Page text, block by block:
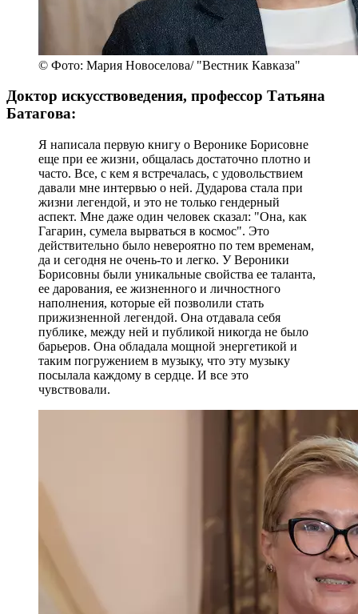
© Фото: Мария Новоселова/ "Вестник Кавказа"
Доктор искусствоведения, профессор Татьяна
Батагова:
Я написала первую книгу о Веронике Борисовне
еще при ее жизни, общалась достаточно плотно и
часто. Все, с кем я встречалась, с удовольствием
давали мне интервью о ней. Дударова стала при
жизни легендой, и это не только гендерный
аспект. Мне даже один человек сказал: "Она, как
Гагарин, сумела вырваться в космос". Это
действительно было невероятно по тем временам,
да и сегодня не очень-то и легко. У Вероники
Борисовны были уникальные свойства ее таланта,
ее дарования, ее жизненного и личностного
наполнения, которые ей позволили стать
прижизненной легендой. Она отдавала себя
публике, между ней и публикой никогда не было
барьеров. Она обладала мощной энергетикой и
таким погружением в музыку, что эту музыку
посылала каждому в сердце. И все это
чувствовали.